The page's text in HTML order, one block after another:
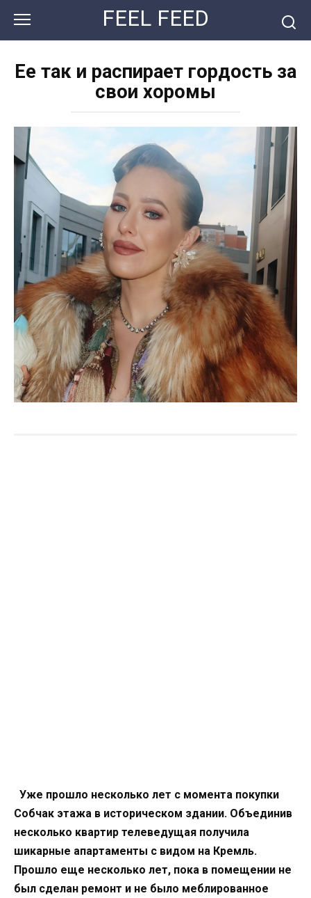
контенту
FEEL FEED
Ее так и распирает гордость за
свои хоромы
Уже прошло несколько лет с момента покупки
Собчак этажа в историческом здании. Объединив
несколько квартир телеведущая получила
шикарные апартаменты с видом на Кремль.
Прошло еще несколько лет, пока в помещении не
был сделан ремонт и не было меблированное